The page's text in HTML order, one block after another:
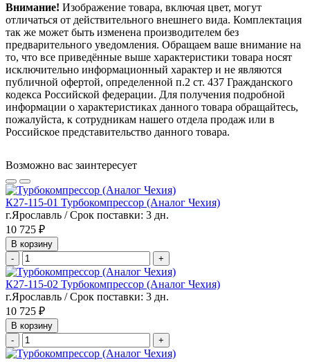
Внимание! Изображение товара, включая цвет, могут
отличаться от действительного внешнего вида. Комплектация
так же может быть изменена производителем без
предварительного уведомления. Обращаем ваше внимание на
то, что все приведённые выше характеристики товара носят
исключительно информационный характер и не являются
публичной офертой, определенной п.2 ст. 437 Гражданского
кодекса Российской федерации. Для получения подробной
информации о характеристиках данного товара обращайтесь,
пожалуйста, к сотрудникам нашего отдела продаж или в
Российское представительство данного товара.
Возможно вас заинтересует
К27-115-01 Турбокомпрессор (Аналог Чехия)
г.Ярославль / Срок поставки: 3 дн.
10 725 ₽
В корзину
-
+
К27-115-02 Турбокомпрессор (Аналог Чехия)
г.Ярославль / Срок поставки: 3 дн.
10 725 ₽
В корзину
-
+